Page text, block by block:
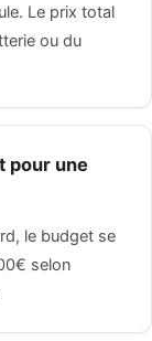
Le prix total
ou du
pour une
le budget se
selon